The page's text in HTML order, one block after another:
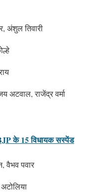
अंशुल तिवारी
अटवाल, राजेंद्र वर्मा
के 15 विधायक सस्पेंड
वैभव पवार